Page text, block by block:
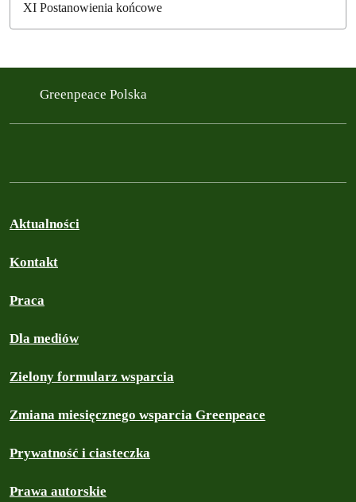
XI Postanowienia końcowe
Greenpeace Polska
Aktualności
Kontakt
Praca
Dla mediów
Zielony formularz wsparcia
Zmiana miesięcznego wsparcia Greenpeace
Prywatność i ciasteczka
Prawa autorskie